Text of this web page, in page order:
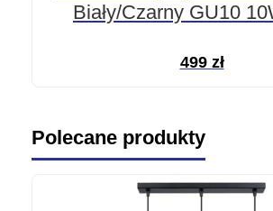
Biały/Czarny GU10
499 zł
Polecane produkty